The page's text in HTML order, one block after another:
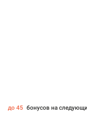
до 45 бонусов на